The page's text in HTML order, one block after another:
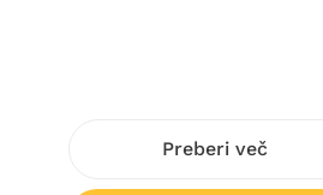
Preberi več